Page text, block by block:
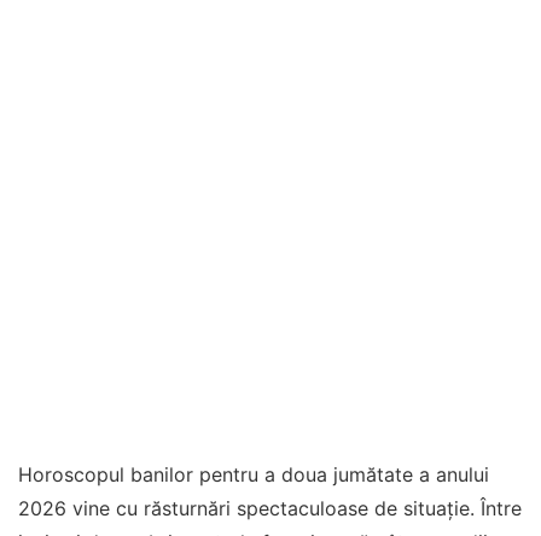
Horoscopul banilor pentru a doua jumătate a anului
2026 vine cu răsturnări spectaculoase de situație. Între